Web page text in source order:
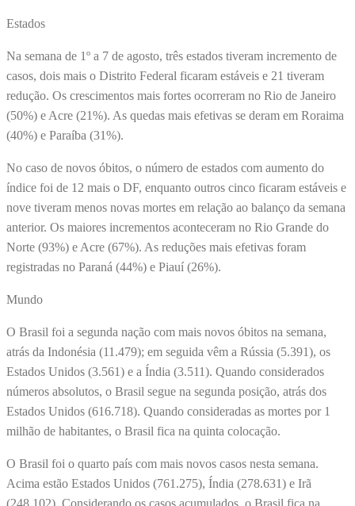
Estados
Na semana de 1º a 7 de agosto, três estados tiveram incremento de
casos, dois mais o Distrito Federal ficaram estáveis e 21 tiveram
redução. Os crescimentos mais fortes ocorreram no Rio de Janeiro
(50%) e Acre (21%). As quedas mais efetivas se deram em Roraima
(40%) e Paraíba (31%).
No caso de novos óbitos, o número de estados com aumento do
índice foi de 12 mais o DF, enquanto outros cinco ficaram estáveis e
nove tiveram menos novas mortes em relação ao balanço da semana
anterior. Os maiores incrementos aconteceram no Rio Grande do
Norte (93%) e Acre (67%). As reduções mais efetivas foram
registradas no Paraná (44%) e Piauí (26%).
Mundo
O Brasil foi a segunda nação com mais novos óbitos na semana,
atrás da Indonésia (11.479); em seguida vêm a Rússia (5.391), os
Estados Unidos (3.561) e a Índia (3.511). Quando considerados
números absolutos, o Brasil segue na segunda posição, atrás dos
Estados Unidos (616.718). Quando consideradas as mortes por 1
milhão de habitantes, o Brasil fica na quinta colocação.
O Brasil foi o quarto país com mais novos casos nesta semana.
Acima estão Estados Unidos (761.275), Índia (278.631) e Irã
(248.102). Considerando os casos acumulados, o Brasil fica na